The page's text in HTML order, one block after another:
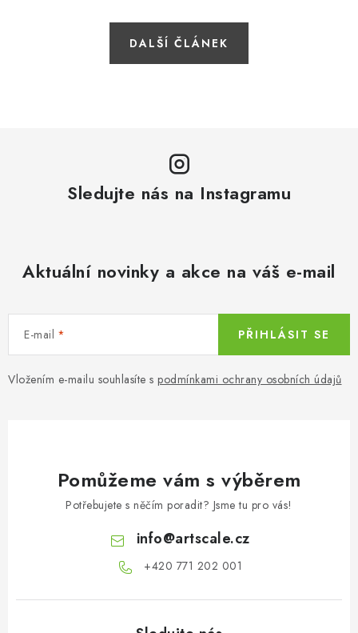
DALŠÍ ČLÁNEK
Sledujte nás na Instagramu
Aktuální novinky a akce na váš e-mail
E-mail
Vložením e-mailu souhlasíte s podmínkami ochrany osobních údajů
PŘIHLÁSIT SE
Pomůžeme vám s výběrem
Potřebujete s něčím poradit? Jsme tu pro vás!
info@artscale.cz
+420 771 202 001​